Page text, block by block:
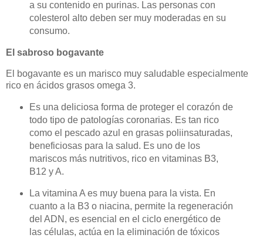
a su contenido en purinas. Las personas con
colesterol alto deben ser muy moderadas en su
consumo.
El sabroso bogavante
El bogavante es un marisco muy saludable especialmente
rico en ácidos grasos omega 3.
Es una deliciosa forma de proteger el corazón de
todo tipo de patologías coronarias. Es tan rico
como el pescado azul en grasas poliinsaturadas,
beneficiosas para la salud. Es uno de los
mariscos más nutritivos, rico en vitaminas B3,
B12 y A.
La vitamina A es muy buena para la vista. En
cuanto a la B3 o niacina, permite la regeneración
del ADN, es esencial en el ciclo energético de
las células, actúa en la eliminación de tóxicos